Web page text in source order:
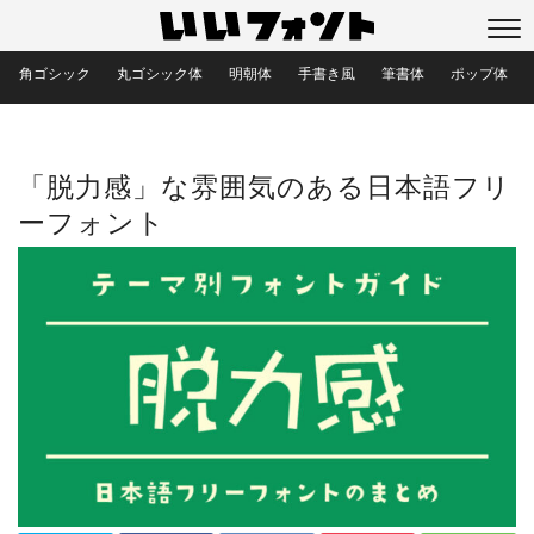
角ゴシック 丸ゴシック体 明朝体 手書き風 筆書体 ポップ体
「脱力感」な雰囲気のある日本語フリ
ーフォント